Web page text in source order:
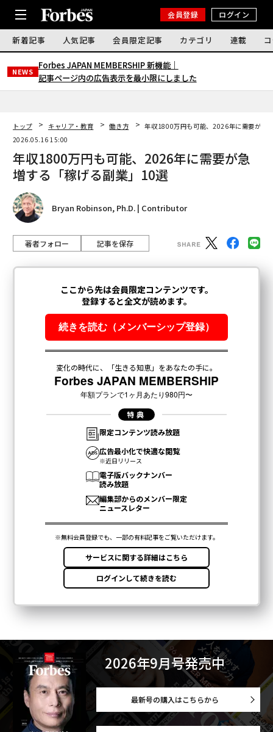
会員登録 ログイン
新着記事 人気記事 会員限定記事 カテゴリ 連載
NEWS
Forbes JAPAN MEMBERSHIP 新機能｜
記事ページ内の広告表示を最小限にしました
トップ キャリア・教育 働き方
年収1800万円も可能、2026年に需要が急
2026.05.16 15:00
年収1800万円も可能、2026年に需要が急
増する「稼げる副業」10選
Bryan Robinson, Ph.D. | Contributor
著者フォロー 記事を保存
2026年9月号発売中
最新号の購入はこちらから